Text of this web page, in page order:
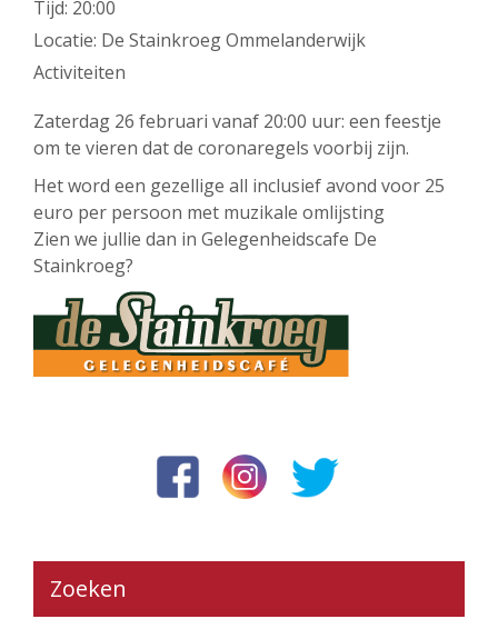
Tijd: 20:00
Locatie: De Stainkroeg Ommelanderwijk
Activiteiten
Zaterdag 26 februari vanaf 20:00 uur: een feestje
om te vieren dat de coronaregels voorbij zijn.
Het word een gezellige all inclusief avond voor 25
euro per persoon met muzikale omlijsting
Zien we jullie dan in Gelegenheidscafe De
Stainkroeg?
Zoeken